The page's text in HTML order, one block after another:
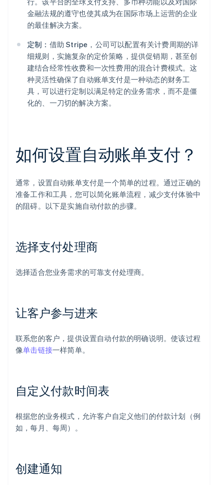
金融法规的遵守也使其成为在国际市场上运营的企业
的最佳解决方案。
定制： 借助 Stripe，公司可以配置有关计费周期的详
细规则，实施复杂的定价策略，提供促销期，甚至创
建结合经常性收费和一次性费用的混合计费模式。这
种灵活性确保了自动账单支付是一种动态的财务工
具，可以进行定制以满足特定的业务需求，而不是僵
化的、一刀切的解决方案。
如何设置自动账单支付？
通常，设置自动账单支付是一个简单的过程。通过正确的
准备工作和工具，您可以简化账单流程，减少支付体验中
的阻碍。以下是实施自动付款的步骤。
选择支付处理商
选择适合您业务需求的可靠支付处理商。
让客户参与进来
联系您的客户，提供设置自动付款的明确说明。使该过程
像单击链接一样简单。
自定义付款时间表
根据您的业务模式，允许客户自定义他们的付款计划（例
如，每月、每周）。
创建通知